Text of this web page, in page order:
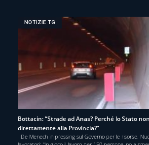
NOTIZIE TG
Bottacin: “Strade ad Anas? Perché lo Stato
direttamente alla Provincia?”
De Menech in pressing sul Governo per le risorse.